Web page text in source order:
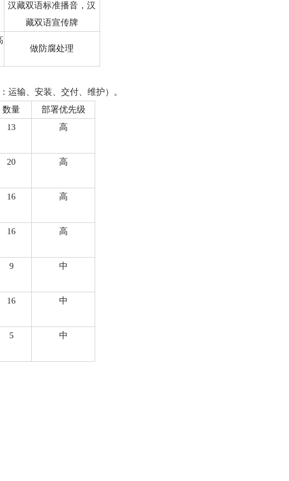
汉藏双语标准播音，汉
藏双语宣传牌
做防腐处理
运输、安装、交付、维护）。
数量
部署优先级
13 高
20 高
16 高
16 高
9 中
16 中
5 中